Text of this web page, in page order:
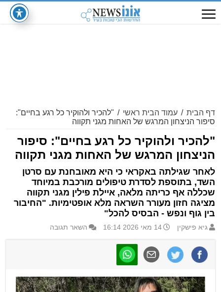
דף הבית / עמוד הבית ראשי / "להכיר ולהוקיר כל רגע בחיים":
סיפור הניצחון המרגש של האחות מגני תקווה
"להכיר ולהוקיר כל רגע בחיים": סיפור
הניצחון המרגש של האחות מגני תקווה
לאחר שגילתה באקראי כי היא מאובחנת עם סרטן
השד, בתוספת לסדרת טיפולים מורכבת במיוחד
שכללה אף כריתה מלאה, איילת פילין מגני תקווה
מציגה חזון מעורר השראה מלא אופטימיות. "החיבור
בין גוף ונפש - הבסיס להכל"
גיא פישקין 14 מאי 2026 16:14 השאר תגובה